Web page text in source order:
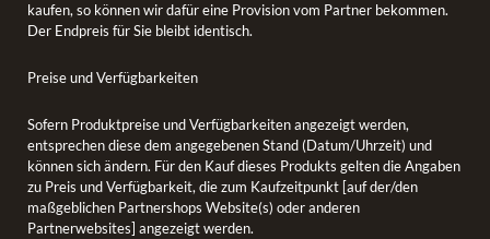
kaufen, so können wir dafür eine Provision vom Partner bekommen.
Der Endpreis für Sie bleibt identisch.
Preise und Verfügbarkeiten
Sofern Produktpreise und Verfügbarkeiten angezeigt werden,
entsprechen diese dem angegebenen Stand (Datum/Uhrzeit) und
können sich ändern. Für den Kauf dieses Produkts gelten die Angaben
zu Preis und Verfügbarkeit, die zum Kaufzeitpunkt [auf der/den
maßgeblichen Partnershops Website(s) oder anderen
Partnerwebsites] angezeigt werden.